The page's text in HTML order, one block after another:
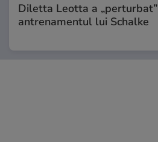
Diletta Leotta a „perturbat”
antrenamentul lui Schalke